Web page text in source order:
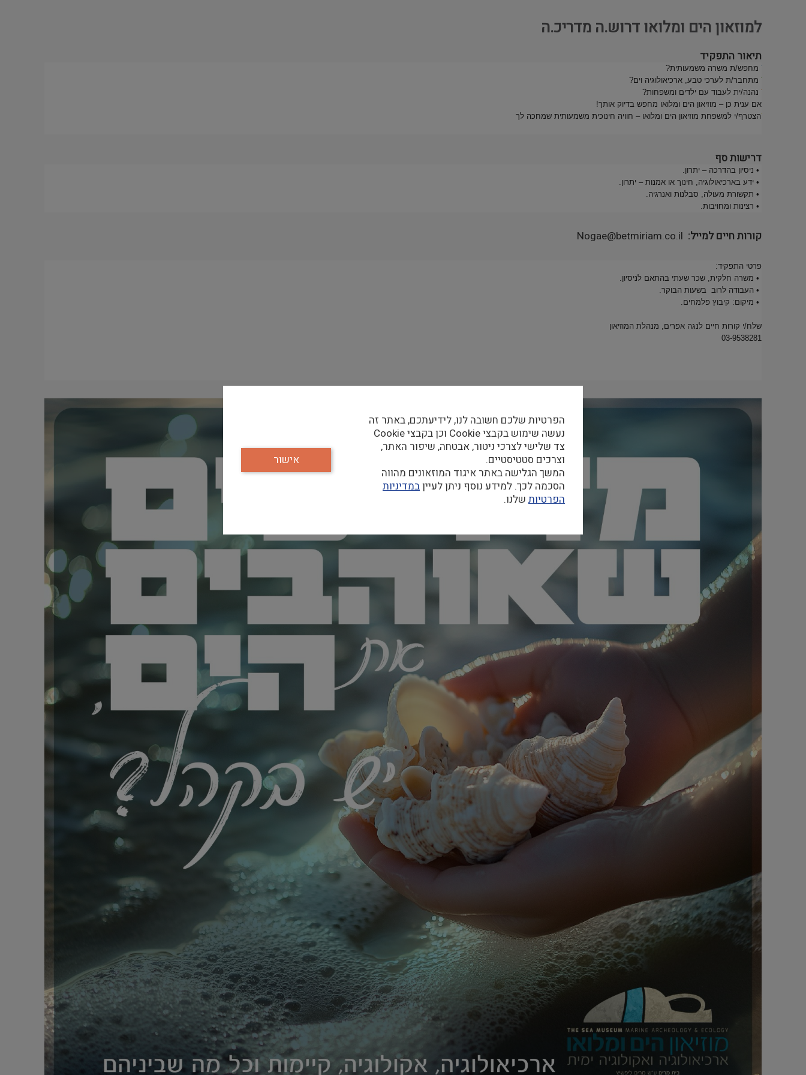
למוזאון הים ומלואו דרוש.ה מדריכ.ה
תיאור התפקיד
מחפש/ת משרה משמעותית?
מתחבר/ת לערכי טבע, ארכיאולוגיה וים?
נהנה/ית לעבוד עם ילדים ומשפחות?
אם ענית כן – מוזיאון הים ומלואו מחפש בדיוק אותך!
הצטרף/י למשפחת מוזיאון הים ומלואו – חוויה חינוכית משמעותית שמחכה לך
דרישות סף
• ניסיון בהדרכה – יתרון.
• ידע בארכיאולוגיה, חינוך או אמנות – יתרון.
• תקשורת מעולה, סבלנות ואנרגיה.
• רצינות ומחויבות.
קורות חיים למייל Nogae@betmiriam.co.il
פרטי התפקיד:
• משרה חלקית, שכר שעתי בהתאם לניסיון.
• העבודה לרוב בשעות הבוקר.
• מיקום: קיבוץ פלמחים.
שלח/י קורות חיים לנגה אפרים, מנהלת המוזיאון
03-9538281
הפרטיות שלכם חשובה לנו, לידיעתכם, באתר זה
נעשה שימוש בקבצי Cookie וכן בקבצי Cookie
צד שלישי לצרכי ניטור, אבטחה, שיפור האתר,
וצרכים סטטיסטיים.
המשך הגלישה באתר איגוד המוזאונים מהווה
הסכמה לכך. למידע נוסף ניתן לעייןבמדיניות
הפרטיות שלנו.
אישור